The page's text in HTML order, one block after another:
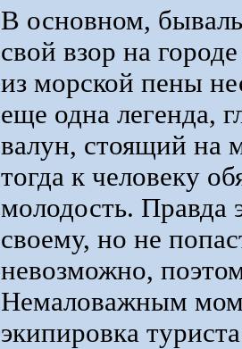
В основном,
свой взор на
из морской пены
еще одна легенда,
валун, стоящий на
тогда к человеку
молодость.
своему, но не
невозможно,
Немаловажным
экипировка